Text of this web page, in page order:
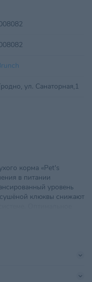
ул. Санаторная,1
1-6 лет, Пожилые 7+
Cats
корма «Pet's
в питании
уровень
клюквы снижают
витаминов и